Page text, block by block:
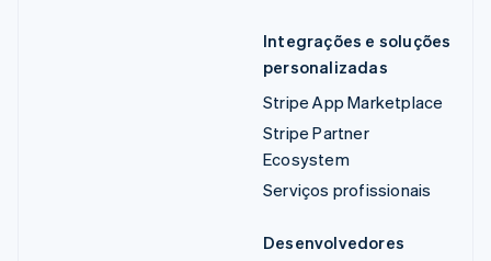
Integrações e soluções
personalizadas
Stripe App Marketplace
Stripe Partner
Ecosystem
Serviços profissionais
Desenvolvedores